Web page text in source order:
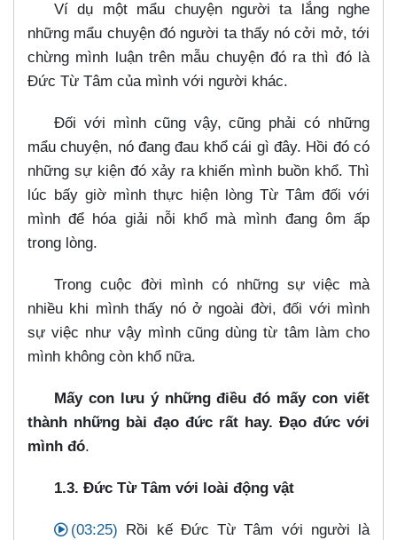
Ví dụ một mẩu chuyện người ta lắng nghe
những mẩu chuyện đó người ta thấy nó cởi mở, tới
chừng mình luận trên mẫu chuyện đó ra thì đó là
Đức Từ Tâm của mình với người khác.
Đối với mình cũng vậy, cũng phải có những
mẩu chuyện, nó đang đau khổ cái gì đây. Hồi đó có
những sự kiện đó xảy ra khiến mình buồn khổ. Thì
lúc bấy giờ mình thực hiện lòng Từ Tâm đối với
mình để hóa giải nỗi khổ mà mình đang ôm ấp
trong lòng.
Trong cuộc đời mình có những sự việc mà
nhiều khi mình thấy nó ở ngoài đời, đối với mình
sự việc như vậy mình cũng dùng từ tâm làm cho
mình không còn khổ nữa.
Mấy con lưu ý những điều đó mấy con viết
thành những bài đạo đức rất hay. Đạo đức với
mình đó.
1.3. Đức Từ Tâm với loài động vật
(03:25) Rồi kế Đức Từ Tâm với người là